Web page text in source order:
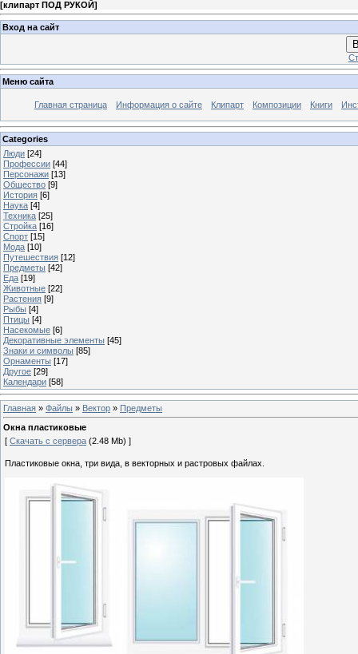
[клипарт ПОД РУКОЙ]
Вход на сайт
Меню сайта
Главная страница Информация о сайте Клипарт Композиции Книги
Categories
Люди [24]
Профессии [44]
Персонажи [13]
Общество [9]
История [6]
Наука [4]
Техника [25]
Стройка [16]
Спорт [15]
Мода [10]
Путешествия [12]
Предметы [42]
Еда [19]
Животные [22]
Растения [9]
Рыбы [4]
Птицы [4]
Насекомые [6]
Декоративные элементы [45]
Знаки и символы [85]
Орнаменты [17]
Другое [29]
Календари [58]
Главная » Файлы » Вектор » Предметы
Окна пластиковые
[ Скачать с сервера (2.48 Mb) ]
Пластиковые окна, три вида, в векторных и растровых файлах.